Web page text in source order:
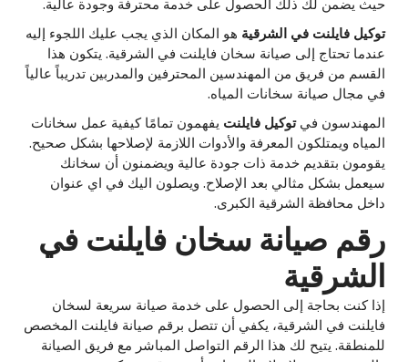
حيث يضمن لك ذلك الحصول على خدمة محترفة وجودة عالية.
توكيل فايلنت في الشرقية هو المكان الذي يجب عليك اللجوء إليه
عندما تحتاج إلى صيانة سخان فايلنت في الشرقية. يتكون هذا
القسم من فريق من المهندسين المحترفين والمدربين تدريباً عالياً
في مجال صيانة سخانات المياه.
المهندسون فيتوكيل فايلنت يفهمون تمامًا كيفية عمل سخانات
المياه ويمتلكون المعرفة والأدوات اللازمة لإصلاحها بشكل صحيح.
يقومون بتقديم خدمة ذات جودة عالية ويضمنون أن سخانك
سيعمل بشكل مثالي بعد الإصلاح. ويصلون اليك في اي عنوان
داخل محافظة الشرقية الكبرى.
رقم صيانة سخان فايلنت في
الشرقية
إذا كنت بحاجة إلى الحصول على خدمة صيانة سريعة لسخان
فايلنت في الشرقية، يكفي أن تتصل برقم صيانة فايلنت المخصص
للمنطقة. يتيح لك هذا الرقم التواصل المباشر مع فريق الصيانة